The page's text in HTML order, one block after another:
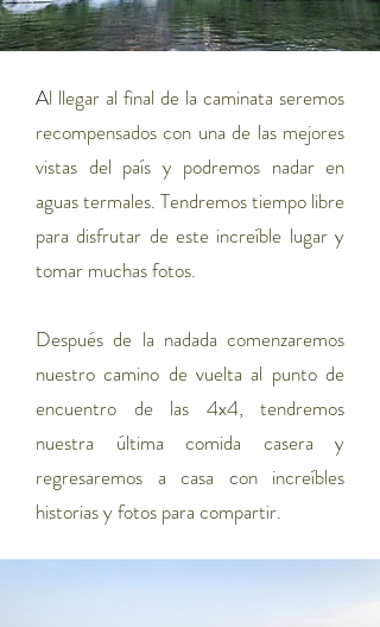
Al llegar al final de la caminata seremos
recompensados con una de las mejores
vistas del país y podremos nadar en
aguas termales. Tendremos tiempo libre
para disfrutar de este increíble lugar y
tomar muchas fotos.
Después de la nadada comenzaremos
nuestro camino de vuelta al punto de
encuentro de las 4x4, tendremos
nuestra última comida casera y
regresaremos a casa con increíbles
historias y fotos para compartir.